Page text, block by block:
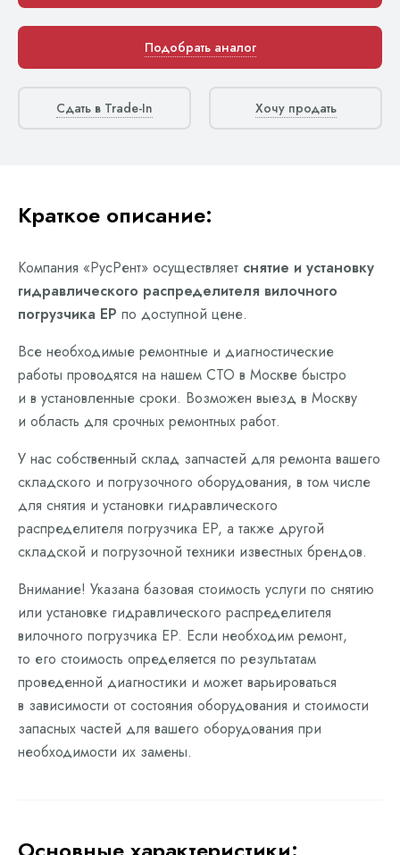
Подобрать аналог
Сдать в Trade-In Хочу продать
Краткое описание:
Компания «РусРент» осуществляет снятие и установку
гидравлического распределителя вилочного
погрузчика EP по доступной цене.
Все необходимые ремонтные и диагностические
работы проводятся на нашем СТО в Москве быстро
и в установленные сроки. Возможен выезд в Москву
и область для срочных ремонтных работ.
У нас собственный склад запчастей для ремонта вашего
складского и погрузочного оборудования, в том числе
для снятия и установки гидравлического
распределителя погрузчика EP, а также другой
складской и погрузочной техники известных брендов.
Внимание! Указана базовая стоимость услуги по снятию
или установке гидравлического распределителя
вилочного погрузчика EP. Если необходим ремонт,
то его стоимость определяется по результатам
проведенной диагностики и может варьироваться
в зависимости от состояния оборудования и стоимости
запасных частей для вашего оборудования при
необходимости их замены.